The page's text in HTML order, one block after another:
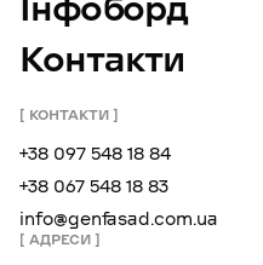
Контакти
КОНТАКТИ
+38 097 548 18 84
+38 067 548 18 83
info@genfasad.com.ua
АДРЕСИ